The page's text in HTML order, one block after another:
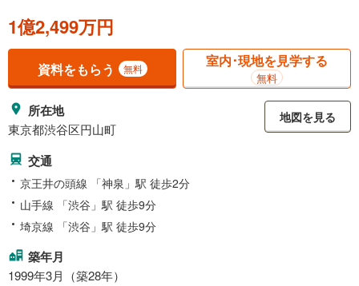
1億2,499万円
資料をもらう 無料 室内･現地を見学する
無料
所在地
東京都渋谷区円山町
地図を見る
交通
京王井の頭線 「神泉」駅 徒歩2分
山手線 「渋谷」駅 徒歩9分
埼京線 「渋谷」駅 徒歩9分
築年月
1999年3月（築28年）